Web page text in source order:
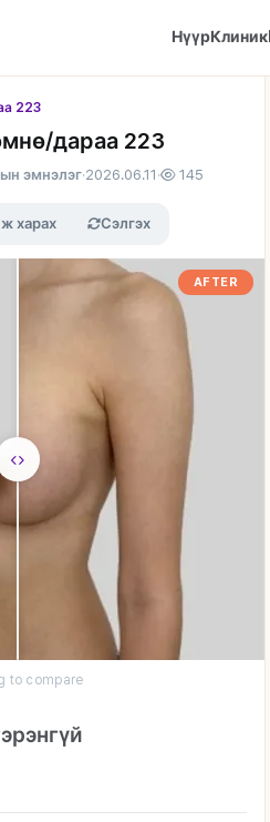
НүүрКлиник
223
дараа 223
эмнэлэг·2026.06.11 · 145
харах Сэлгэх
AFTER
to compare